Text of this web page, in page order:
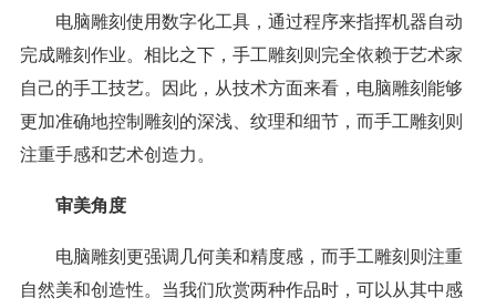
电脑雕刻使用数字化工具，通过程序来指挥机器自动
完成雕刻作业。相比之下，手工雕刻则完全依赖于艺术家
自己的手工技艺。因此，从技术方面来看，电脑雕刻能够
更加准确地控制雕刻的深浅、纹理和细节，而手工雕刻则
注重手感和艺术创造力。
审美角度
电脑雕刻更强调几何美和精度感，而手工雕刻则注重
自然美和创造性。当我们欣赏两种作品时，可以从其中感